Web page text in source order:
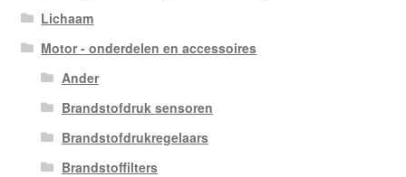
Lichaam
Motor - onderdelen en accessoires
Ander
Brandstofdruk sensoren
Brandstofdrukregelaars
Brandstoffilters